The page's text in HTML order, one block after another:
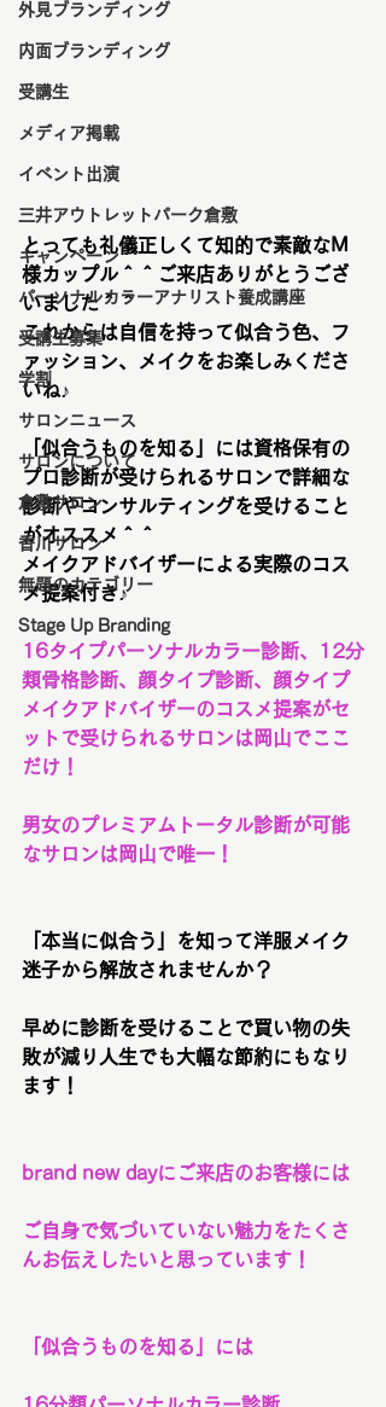
外見ブランディング
内面ブランディング
受講生
メディア掲載
イベント出演
三井アウトレットパーク倉敷
キャンペーン
パーソナルカラーアナリスト養成講座
受講生募集
学割
サロンニュース
サロンについて
倉敷サロン
香川サロン
無題のカテゴリー
Stage Up Branding
とっても礼儀正しくて知的で素敵なM
様カップル＾＾ご来店ありがとうござ
いました＾＾
これからは自信を持って似合う色、フ
ァッション、メイクをお楽しみくださ
いね♪
「似合うものを知る」には資格保有の
プロ診断が受けられるサロンで詳細な
診断やコンサルティングを受けること
がオススメ＾＾
メイクアドバイザーによる実際のコス
メ提案付き♪
16タイプパーソナルカラー診断、12分
類骨格診断、顔タイプ診断、顔タイプ
メイクアドバイザーのコスメ提案がセ
ットで受けられるサロンは岡山でここ
だけ！
男女のプレミアムトータル診断が可能
なサロンは岡山で唯一！
「本当に似合う」を知って洋服メイク
迷子から解放されませんか？
早めに診断を受けることで買い物の失
敗が減り人生でも大幅な節約にもなり
ます！
brand new dayにご来店のお客様には
ご自身で気づいていない魅力をたくさ
んお伝えしたいと思っています！
「似合うものを知る」 には